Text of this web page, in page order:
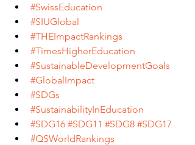
#SwissEducation
#SIUGlobal
#THEImpactRankings
#TimesHigherEducation
#SustainableDevelopmentGoals
#GlobalImpact
#SDGs
#SustainabilityInEducation
#SDG16 #SDG11 #SDG8 #SDG17
#QSWorldRankings